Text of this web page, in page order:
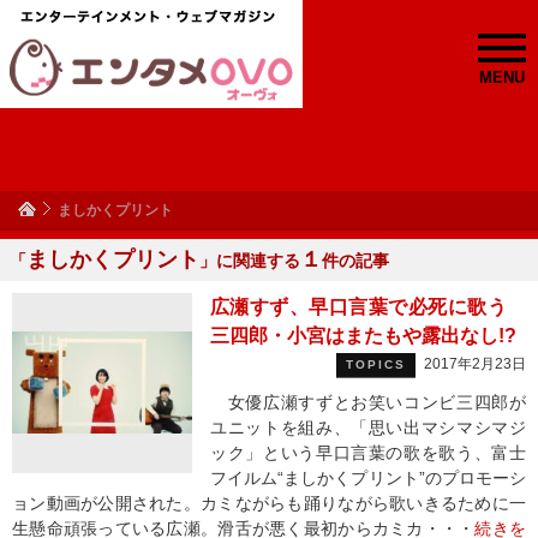
MENU
ましかくプリント
「 ましかくプリント 」に関連する １ 件の記事
広瀬すず、早口言葉で必死に歌う
三四郎・小宮はまたもや露出なし!?
TOPICS 2017年2月23日
女優広瀬すずとお笑いコンビ三四郎が
ユニットを組み、「思い出マシマシマジ
ック」という早口言葉の歌を歌う、富士
フイルム“ましかくプリント”のプロモーシ
ョン動画が公開された。カミながらも踊りながら歌いきるために一
生懸命頑張っている広瀬。滑舌が悪く最初からカミカ・・・続きを